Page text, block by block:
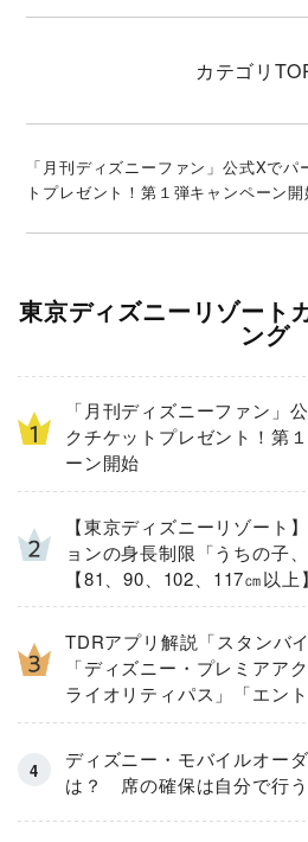
とは
カテゴリ
「月刊ディズニーファン」公式Xでパ
トプレゼント！第１弾キャンペーン開
東京ディズニーリゾート
ング
「月刊ディズニーファン」
クチケットプレゼント！第
ーン開始
【東京ディズニーリゾート
ョンの身長制限「うちの子、
【81、90、102、117㎝以上】
TDRアプリ解説「スタンバ
「ディズニー・プレミアア
ライオリティパス」「エン
とは
ディズニー・モバイルオー
は？ 席の確保は自分で行う